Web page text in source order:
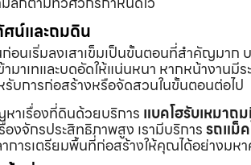
น์และถมดิน
อนเริ่มลงเสาเข็มเป็นขั้นตอนที่สำคัญมาก
ามาเทและบดอัดให้แน่นหนา หากหน้างานมี
รับการก่อสร้างหรือจัดสวนในขั้นตอนต่อไป
าเรื่องที่ดินด้วยบริการ แบคโฮรับเหมาถ
งจักรประสิทธิภาพสูง เรามีบริการรถแม็
าการเตรียมพื้นที่ก่อสร้างให้คุณได้อย่างมห